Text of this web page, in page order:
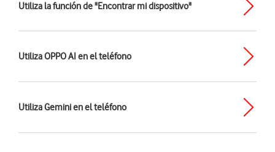
Utiliza la función de "Encontrar mi dispositivo"
Utiliza OPPO AI en el teléfono
Utiliza Gemini en el teléfono